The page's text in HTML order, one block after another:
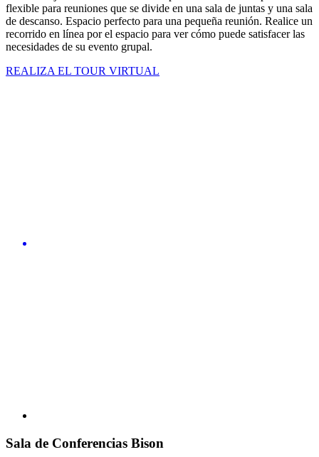
flexible para reuniones que se divide en una sala de juntas y una sala
de descanso. Espacio perfecto para una pequeña reunión. Realice un
recorrido en línea por el espacio para ver cómo puede satisfacer las
necesidades de su evento grupal.
REALIZA EL TOUR VIRTUAL
Sala de Conferencias Bison